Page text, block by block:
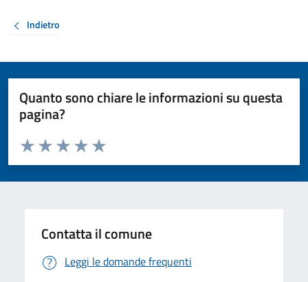
Indietro
Quanto sono chiare le informazioni su questa
pagina?
Valuta da 1 a 5 stelle la pagina
Valuta 5 stelle su 5
Valuta 4 stelle su 5
Valuta 3 stelle su 5
Valuta 2 stelle su 5
Valuta 1 stelle su 5
Contatta il comune
Leggi le domande frequenti